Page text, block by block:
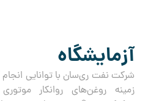
آزمایشگاه
شرکت نفت ری‌سان با توانایی
زمینه روغن‌های روانکار